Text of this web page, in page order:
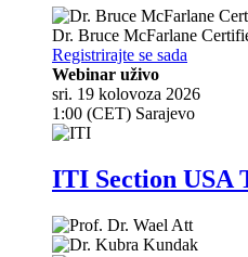
Dr. Bruce McFarlane
Registrirajte se sada
Webinar uživo
sri. 19 kolovoza 2026
1:00 (CET) Sarajevo
ITI Section USA